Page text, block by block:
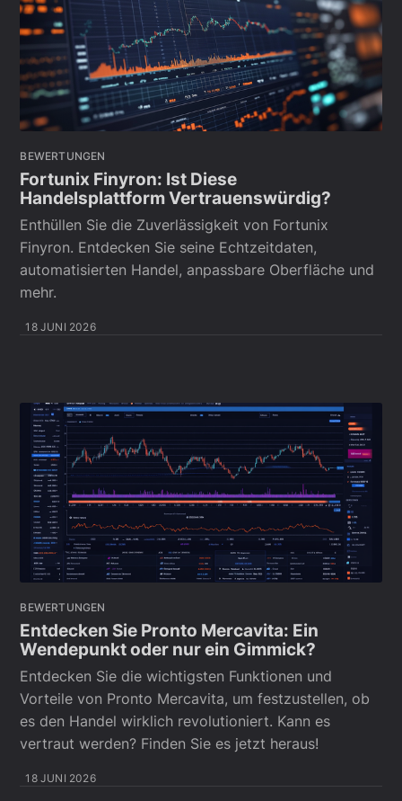
BEWERTUNGEN
Fortunix Finyron: Ist Diese
Handelsplattform Vertrauenswürdig?
Enthüllen Sie die Zuverlässigkeit von Fortunix
Finyron. Entdecken Sie seine Echtzeitdaten,
automatisierten Handel, anpassbare Oberfläche und
mehr.
18 JUNI 2026
BEWERTUNGEN
Entdecken Sie Pronto Mercavita: Ein
Wendepunkt oder nur ein Gimmick?
Entdecken Sie die wichtigsten Funktionen und
Vorteile von Pronto Mercavita, um festzustellen, ob
es den Handel wirklich revolutioniert. Kann es
vertraut werden? Finden Sie es jetzt heraus!
18 JUNI 2026